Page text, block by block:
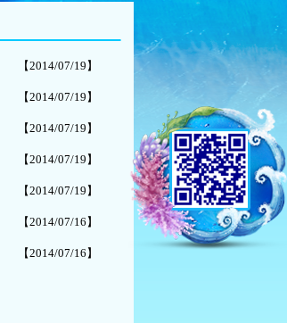
【2014/07/19】
【2014/07/19】
【2014/07/19】
【2014/07/19】
【2014/07/19】
【2014/07/16】
【2014/07/16】